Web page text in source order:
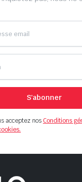
S'abonner
acceptez nosConditions